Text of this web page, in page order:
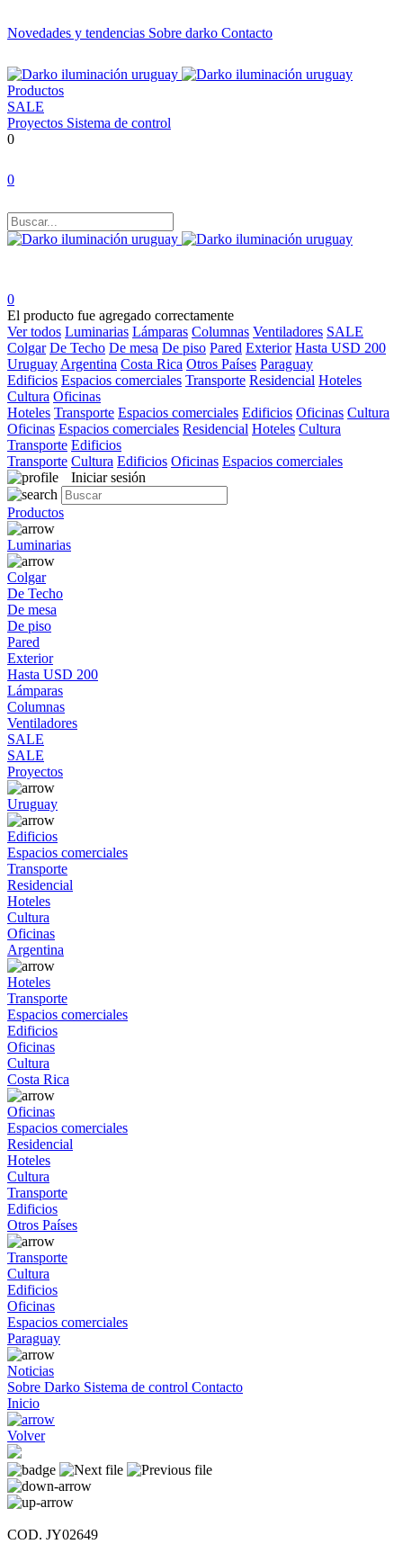
Novedades y tendencias Sobre darko Contacto
Productos
SALE
Proyectos Sistema de control
0
0
0
El producto fue agregado correctamente
Ver todos Luminarias Lámparas Columnas Ventiladores SALE
Colgar De Techo De mesa De piso Pared Exterior Hasta USD 200
Uruguay Argentina Costa Rica Otros Países Paraguay
Edificios Espacios comerciales Transporte Residencial Hoteles
Cultura Oficinas
Hoteles Transporte Espacios comerciales Edificios Oficinas Cultura
Oficinas Espacios comerciales Residencial Hoteles Cultura
Transporte Edificios
Transporte Cultura Edificios Oficinas Espacios comerciales
Iniciar sesión
Productos
Luminarias
Colgar
De Techo
De mesa
De piso
Pared
Exterior
Hasta USD 200
Lámparas
Columnas
Ventiladores
SALE
SALE
Proyectos
Uruguay
Edificios
Espacios comerciales
Transporte
Residencial
Hoteles
Cultura
Oficinas
Argentina
Hoteles
Transporte
Espacios comerciales
Edificios
Oficinas
Cultura
Costa Rica
Oficinas
Espacios comerciales
Residencial
Hoteles
Cultura
Transporte
Edificios
Otros Países
Transporte
Cultura
Edificios
Oficinas
Espacios comerciales
Paraguay
Noticias
Sobre Darko Sistema de control Contacto
Inicio
Volver
COD. JY02649